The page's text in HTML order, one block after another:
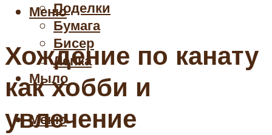
Поделки
Бумага
Бисер
Лепка
Мыло
Меню
Меню
Хождение по канату
как хобби и
увлечение